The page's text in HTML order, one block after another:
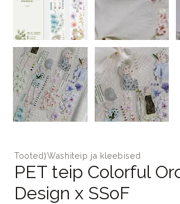
Tooted⟩Washiteip ja kleebised
PET teip Colorful
Design x SSoF